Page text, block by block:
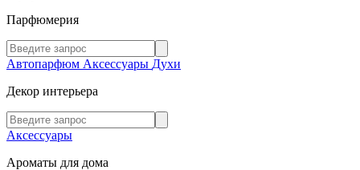
Парфюмерия
Автопарфюм Аксессуары Духи
Декор интерьера
Аксессуары
Ароматы для дома